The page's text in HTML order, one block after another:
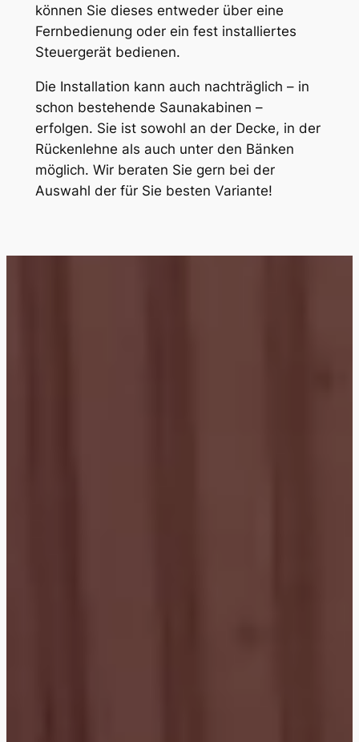
können Sie dieses entweder über eine
Fernbedienung oder ein fest installiertes
Steuergerät bedienen.
Die Installation kann auch nachträglich – in
schon bestehende Saunakabinen –
erfolgen. Sie ist sowohl an der Decke, in der
Rückenlehne als auch unter den Bänken
möglich. Wir beraten Sie gern bei der
Auswahl der für Sie besten Variante!